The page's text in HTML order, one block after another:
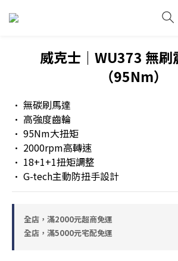
威克士｜WU373 無刷
（95Nm）
• 無碳刷馬達
• 高強度齒輪
• 95Nm大扭矩
• 2000rpm高轉速
• 18+1+1扭矩調整
• G-tech主動防扭手設計
全店，滿2000元超商免運
全店，滿5000元宅配免運